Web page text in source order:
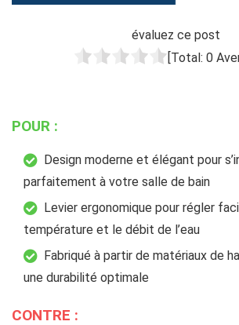
évaluez ce post
[Total: 0
POUR :
Design moderne et élégant pour
parfaitement à votre salle de bain
Levier ergonomique pour régler
température et le débit de l’eau
Fabriqué à partir de matériaux de
une durabilité optimale
CONTRE :